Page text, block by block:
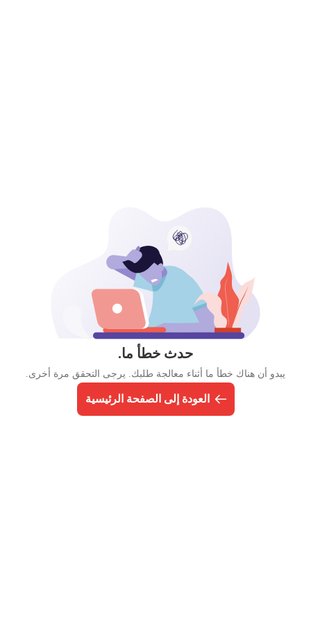
حدث خطأ ما.
يبدو أن هناك خطأ ما أثناء معالجة طلبك. يرجى التحقق مرة أخرى.
العودة إلى الصفحة الرئيسية